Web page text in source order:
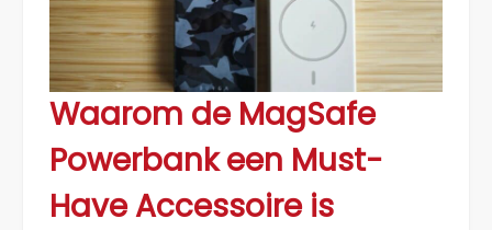
Waarom de MagSafe
Powerbank een Must-
Have Accessoire is